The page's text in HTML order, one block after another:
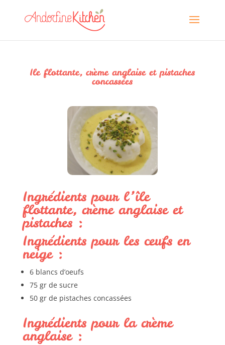
Ile flottante, crème anglaise et pistaches
concassées
Ingrédients pour l’île
flottante, crème anglaise et
pistaches :
Ingrédients pour les œufs en
neige :
6 blancs d’oeufs
75 gr de sucre
50 gr de pistaches concassées
Ingrédients pour la crème
anglaise :